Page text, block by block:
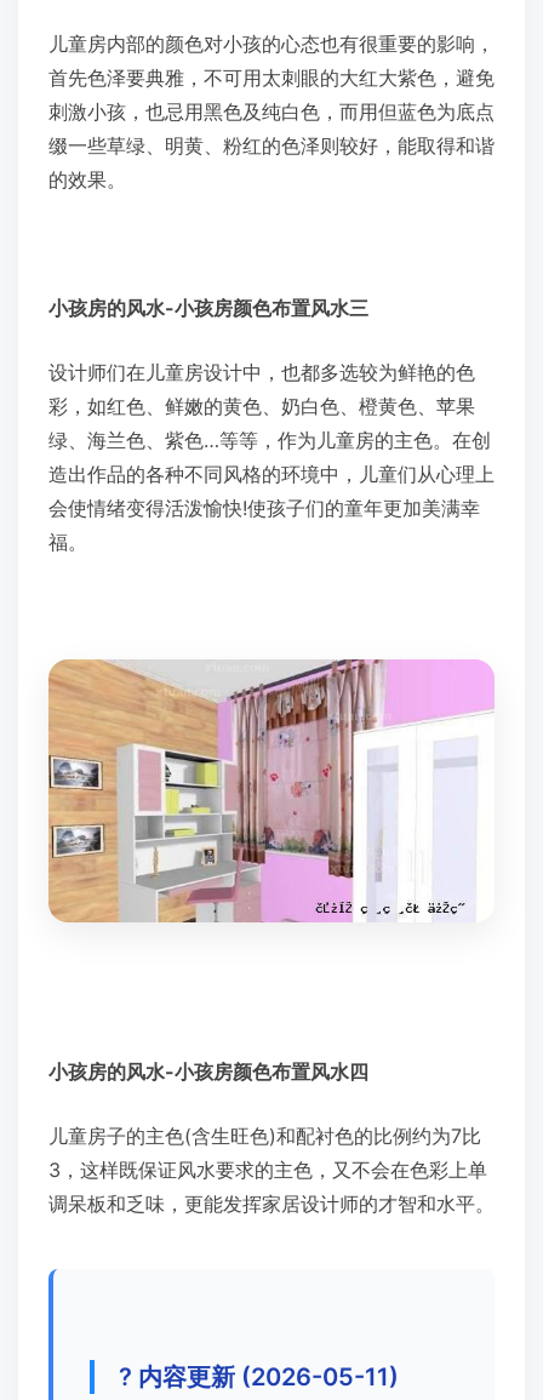
儿童房内部的颜色对小孩的心态也有很重要的影响，
首先色泽要典雅，不可用太刺眼的大红大紫色，避免
刺激小孩，也忌用黑色及纯白色，而用但蓝色为底点
缀一些草绿、明黄、粉红的色泽则较好，能取得和谐
的效果。
小孩房的风水-小孩房颜色布置风水三
设计师们在儿童房设计中，也都多选较为鲜艳的色
彩，如红色、鲜嫩的黄色、奶白色、橙黄色、苹果
绿、海兰色、紫色…等等，作为儿童房的主色。在创
造出作品的各种不同风格的环境中，儿童们从心理上
会使情绪变得活泼愉快!使孩子们的童年更加美满幸
福。
小孩房的风水-小孩房颜色布置风水四
儿童房子的主色(含生旺色)和配衬色的比例约为7比
3，这样既保证风水要求的主色，又不会在色彩上单
调呆板和乏味，更能发挥家居设计师的才智和水平。
? 内容更新 (2026-05-11)